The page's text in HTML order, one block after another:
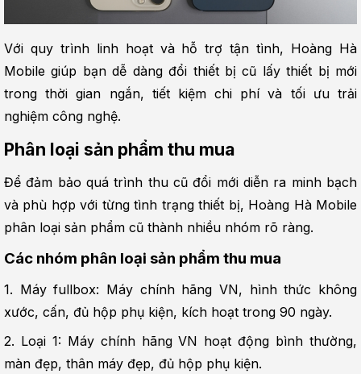
Với quy trình linh hoạt và hỗ trợ tận tình, Hoàng Hà
Mobile giúp bạn dễ dàng đổi thiết bị cũ lấy thiết bị mới
trong thời gian ngắn, tiết kiệm chi phí và tối ưu trải
nghiệm công nghệ.
Phân loại sản phẩm thu mua
Để đảm bảo quá trình thu cũ đổi mới diễn ra minh bạch
và phù hợp với từng tình trạng thiết bị, Hoàng Hà Mobile
phân loại sản phẩm cũ thành nhiều nhóm rõ ràng.
Các nhóm phân loại sản phẩm thu mua
1. Máy fullbox: Máy chính hãng VN, hình thức không
xước, cấn, đủ hộp phụ kiện, kích hoạt trong 90 ngày.
2. Loại 1: Máy chính hãng VN hoạt động bình thường,
màn đẹp, thân máy đẹp, đủ hộp phụ kiện.